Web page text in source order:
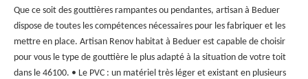
Que ce soit des gouttières rampantes ou pendantes, artisan à Beduer
dispose de toutes les compétences nécessaires pour les fabriquer et les
mettre en place. Artisan Renov habitat à Beduer est capable de choisir
pour vous le type de gouttière le plus adapté à la situation de votre toit
dans le 46100. • Le PVC : un matériel très léger et existant en plusieurs